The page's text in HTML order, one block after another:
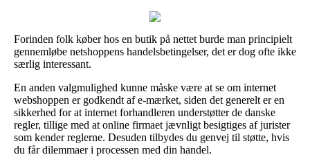
Forinden folk køber hos en butik på nettet burde man principielt
gennemløbe netshoppens handelsbetingelser, det er dog ofte ikke
særlig interessant.
En anden valgmulighed kunne måske være at se om internet
webshoppen er godkendt af e-mærket, siden det generelt er en
sikkerhed for at internet forhandleren understøtter de danske
regler, tillige med at online firmaet jævnligt besigtiges af jurister
som kender reglerne. Desuden tilbydes du genvej til støtte, hvis
du får dilemmaer i processen med din handel.